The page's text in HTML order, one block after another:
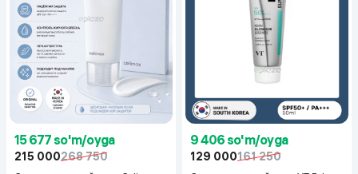
15 677 so'm/oyga
215 000268 750
9 406 so'm/oyga
129 000161 250